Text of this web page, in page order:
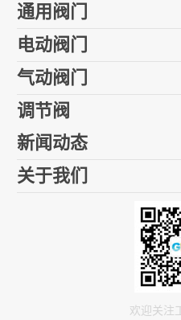
通用阀门
电动阀门
气动阀门
调节阀
新闻动态
关于我们
欢迎关注